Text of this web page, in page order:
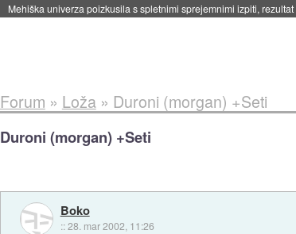
Evropska vesoljska agencija razvija svojo raketo za večkratno
Forum » Loža» Duroni (morgan) +Seti
Duroni (morgan) +Seti
Boko
::28. mar 2002, 11:26